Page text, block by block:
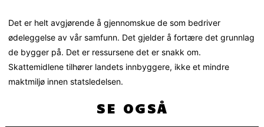
Det er helt avgjørende å gjennomskue de som bedriver
ødeleggelse av vår samfunn. Det gjelder å fortære det grunnlag
de bygger på. Det er ressursene det er snakk om.
Skattemidlene tilhører landets innbyggere, ikke et mindre
maktmiljø innen statsledelsen.
SE OGSÅ